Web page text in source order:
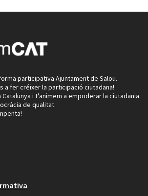
participativa Ajuntament de Salou.
a fer créixer la participació ciutadana!
Catalunya i t'animem a empoderar la ciutadania
de qualitat.